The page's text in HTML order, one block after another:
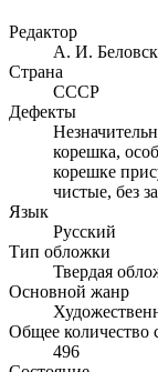
Редактор
А. И.
Страна
СССР
Дефекты
корешка,
корешке
чистые, без
Язык
Русский
Тип обложки
Твердая
Основной жанр
Общее количество
496